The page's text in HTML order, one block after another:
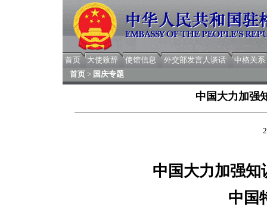
首页 大使致辞 使馆信息 外交部发言人谈话
中格关系
首页 > 国庆专题
中国大力加强
中国大力加强知
中国